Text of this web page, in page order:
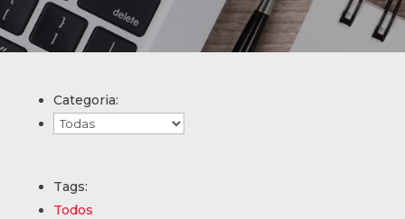
Categoria:
Tags:
Todos